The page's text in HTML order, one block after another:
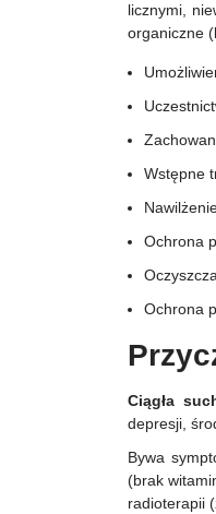
licznymi,
organiczne
Wstępne
Ochrona
Ochrona
Ciągła
depresji,
Bywa
(brak
radioterapii